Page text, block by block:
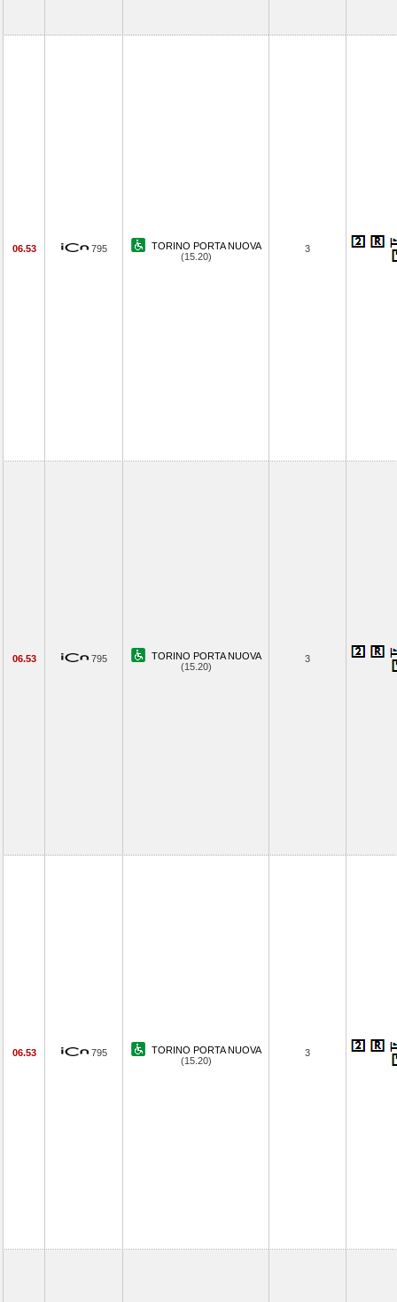
06.53 795
TORINO PORTA NUOVA
(15.20)
3
06.53 795
TORINO PORTA NUOVA
(15.20)
3
06.53 795
TORINO PORTA NUOVA
(15.20)
3